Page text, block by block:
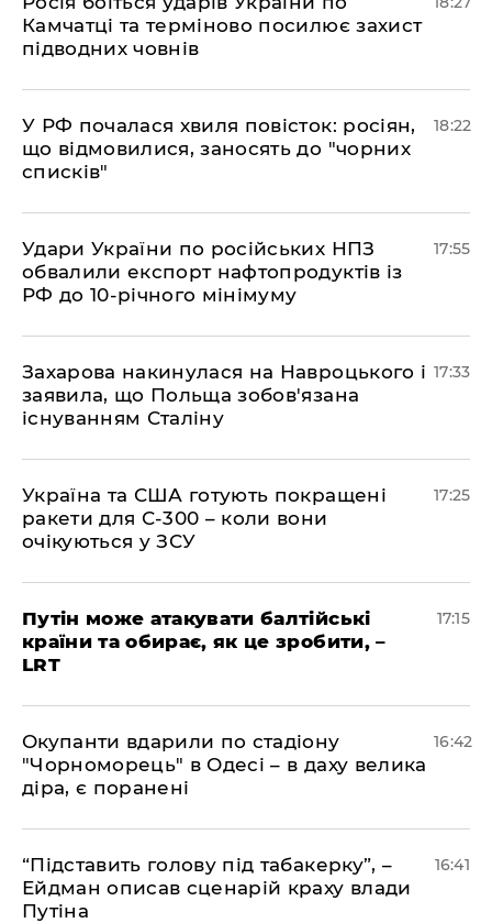
Камчатці та терміново посилює захист
підводних човнів
​У РФ почалася хвиля повісток: росіян,
що відмовилися, заносять до "чорних
списків"
18:22
​Удари України по російських НПЗ
обвалили експорт нафтопродуктів із
РФ до 10-річного мінімуму
17:55
​Захарова накинулася на Навроцького і
заявила, що Польща зобов'язана
існуванням Сталіну
17:33
​Україна та США готують покращені
ракети для С-300 – коли вони
очікуються у ЗСУ
17:25
​Путін може атакувати балтійські
країни та обирає, як це зробити, –
LRT
17:15
​Окупанти вдарили по стадіону
"Чорноморець" в Одесі – в даху велика
діра, є поранені
16:42
​“Підставить голову під табакерку”, –
Ейдман описав сценарій краху влади
Путіна
16:41